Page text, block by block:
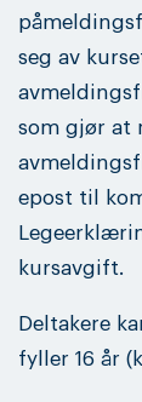
seg av
som gjør at
epost til
kursavgift.
Deltakere
fyller 16 år